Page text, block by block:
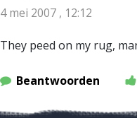
4 mei 2007 , 12:12
They peed on my rug,
Beantwoorden